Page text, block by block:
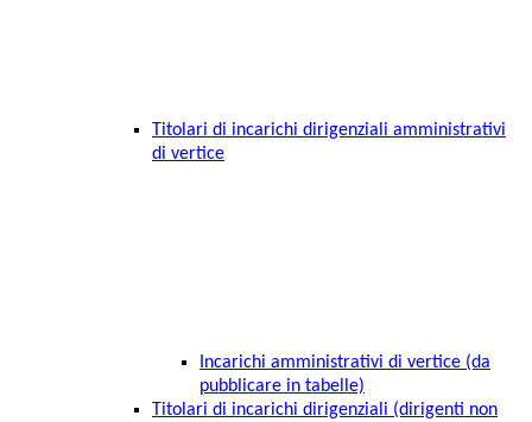
Titolari di incarichi dirigenziali amministrativi
di vertice
Incarichi amministrativi di vertice (da
pubblicare in tabelle)
Titolari di incarichi dirigenziali (dirigenti non